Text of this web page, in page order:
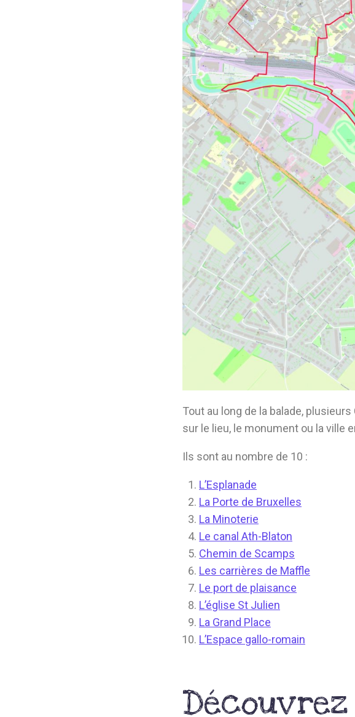
Tout au long de la balade,
sur le lieu, le monument ou la ville
Ils sont au nombre de 10 :
L’Esplanade
La Porte de Bruxelles
La Minoterie
Le canal Ath-Blaton
Chemin de Scamps
Les carrières de Maffle
Le port de plaisance
L’église St Julien
La Grand Place
L’Espace gallo-romain